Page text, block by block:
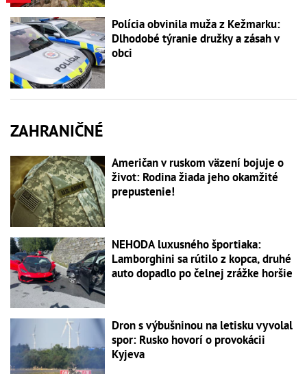
Polícia obvinila muža z Kežmarku:
Dlhodobé týranie družky a zásah v
obci
ZAHRANIČNÉ
Američan v ruskom väzení bojuje o
život: Rodina žiada jeho okamžité
prepustenie!
NEHODA luxusného športiaka:
Lamborghini sa rútilo z kopca, druhé
auto dopadlo po čelnej zrážke horšie
Dron s výbušninou na letisku vyvolal
spor: Rusko hovorí o provokácii
Kyjeva